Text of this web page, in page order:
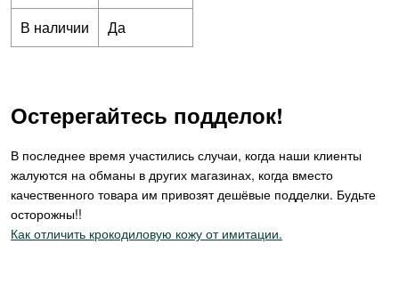
В наличии
Да
Остерегайтесь подделок!
В последнее время участились случаи, когда наши клиенты
жалуются на обманы в других магазинах, когда вместо
качественного товара им привозят дешёвые подделки. Будьте
осторожны!!
Как отличить крокодиловую кожу от имитации.